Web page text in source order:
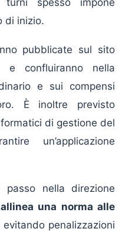
turni spesso impone
di inizio.
pubblicate sul sito
e confluiranno nella
e sui compensi
È inoltre previsto
di gestione del
un’applicazione
nella direzione
una norma alle
evitando penalizzazioni